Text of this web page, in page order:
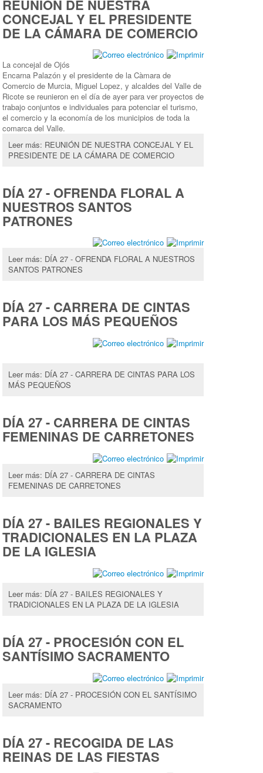
REUNIÓN DE NUESTRA
CONCEJAL Y EL PRESIDENTE
DE LA CÁMARA DE COMERCIO
La concejal de Ojós
Encarna Palazón y el presidente de la Càmara de
Comercio de Murcia, Miguel Lopez, y alcaldes del Valle de
Ricote se reunieron en el día de ayer para ver proyectos de
trabajo conjuntos e individuales para potenciar el turismo,
el comercio y la economía de los municipios de toda la
comarca del Valle.
Leer más: REUNIÓN DE NUESTRA CONCEJAL Y EL
PRESIDENTE DE LA CÁMARA DE COMERCIO
DÍA 27 - OFRENDA FLORAL A
NUESTROS SANTOS
PATRONES
Leer más: DÍA 27 - OFRENDA FLORAL A NUESTROS
SANTOS PATRONES
DÍA 27 - CARRERA DE CINTAS
PARA LOS MÁS PEQUEÑOS
Leer más: DÍA 27 - CARRERA DE CINTAS PARA LOS
MÁS PEQUEÑOS
DÍA 27 - CARRERA DE CINTAS
FEMENINAS DE CARRETONES
Leer más: DÍA 27 - CARRERA DE CINTAS
FEMENINAS DE CARRETONES
DÍA 27 - BAILES REGIONALES Y
TRADICIONALES EN LA PLAZA
DE LA IGLESIA
Leer más: DÍA 27 - BAILES REGIONALES Y
TRADICIONALES EN LA PLAZA DE LA IGLESIA
DÍA 27 - PROCESIÓN CON EL
SANTÍSIMO SACRAMENTO
Leer más: DÍA 27 - PROCESIÓN CON EL SANTÍSIMO
SACRAMENTO
DÍA 27 - RECOGIDA DE LAS
REINAS DE LAS FIESTAS